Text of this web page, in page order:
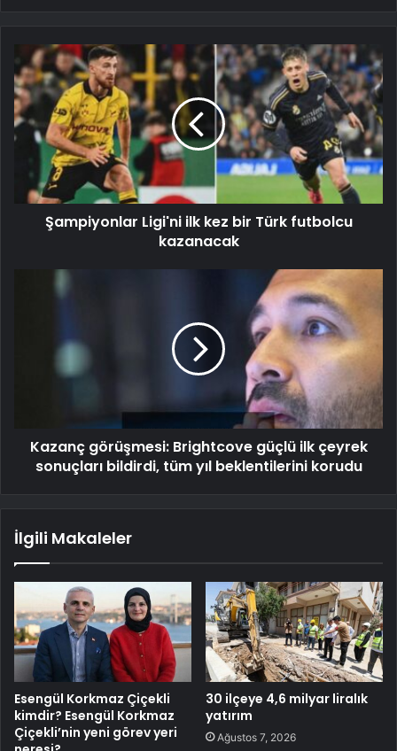
Şampiyonlar Ligi'ni ilk kez bir Türk futbolcu
kazanacak
Kazanç görüşmesi: Brightcove güçlü ilk çeyrek
sonuçları bildirdi, tüm yıl beklentilerini korudu
İlgili Makaleler
Esengül Korkmaz Çiçekli
kimdir? Esengül Korkmaz
Çiçekli’nin yeni görev yeri
30 ilçeye 4,6 milyar liralık
yatırım
Ağustos 7, 2026